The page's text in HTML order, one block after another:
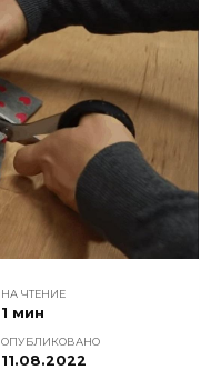
НА ЧТЕНИЕ
1 мин
ОПУБЛИКОВАНО
11.08.2022